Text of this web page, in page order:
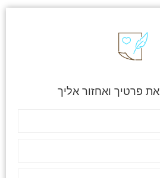
פרטיך ואחזור אליך